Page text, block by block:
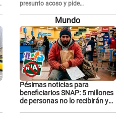
presunto acoso y pide
PROTECCIÓN por temor a
represalias: "Yo siempre..."
Mundo
Pésimas noticias para
beneficiarios SNAP: 5 millones
de personas no lo recibirán y